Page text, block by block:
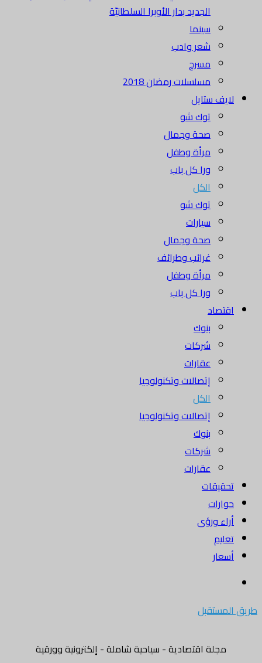
الجديد بدار الأوبرا السلطانيّة
سينما
شعر وادب
مسرح
مسلسلات رمضان 2018
لايف ستايل
توك شو
صحة وجمال
مرأة وطفل
ورا كل باب
الكل
توك شو
سيارات
صحة وجمال
غرائب وطرائف
مرأة وطفل
ورا كل باب
اقتصاد
بنوك
شركات
عقارات
إتصالات وتكنولوجيا
الكل
إتصالات وتكنولوجيا
بنوك
شركات
عقارات
تحقيقات
حوارات
أراء ورؤى
تعليم
أسعار
طريق المستقبل
مجلة اقتصادية - سياحية شاملة - إلكترونية وورقية